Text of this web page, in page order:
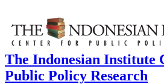
The Indonesian Institute
Public Policy Research